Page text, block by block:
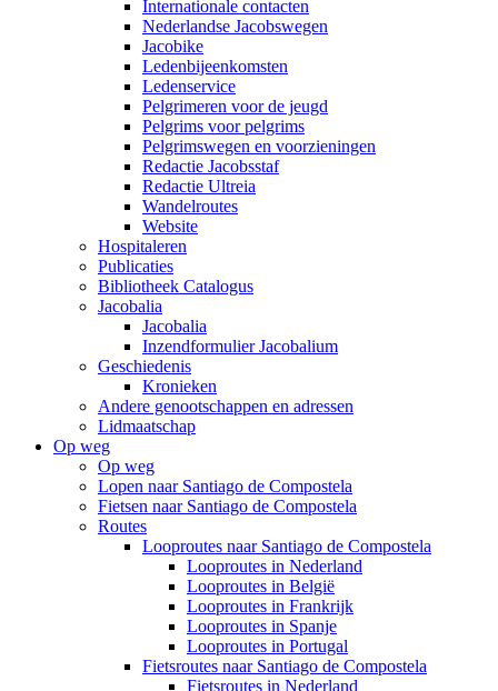
Internationale contacten
Nederlandse Jacobswegen
Jacobike
Ledenbijeenkomsten
Ledenservice
Pelgrimeren voor de jeugd
Pelgrims voor pelgrims
Pelgrimswegen en voorzieningen
Redactie Jacobsstaf
Redactie Ultreia
Wandelroutes
Website
Hospitaleren
Publicaties
Bibliotheek Catalogus
Jacobalia
Jacobalia
Inzendformulier Jacobalium
Geschiedenis
Kronieken
Andere genootschappen en adressen
Lidmaatschap
Op weg
Op weg
Lopen naar Santiago de Compostela
Fietsen naar Santiago de Compostela
Routes
Looproutes naar Santiago de Compostela
Looproutes in Nederland
Looproutes in België
Looproutes in Frankrijk
Looproutes in Spanje
Looproutes in Portugal
Fietsroutes naar Santiago de Compostela
Fietsroutes in Nederland